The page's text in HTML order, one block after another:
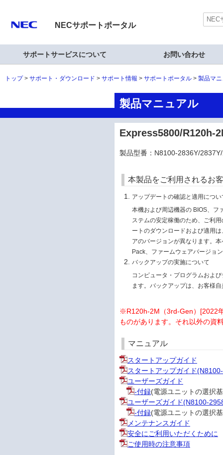
NECサポートポータル
サポートサービスについて お問い合わせ
トップ サポート・ダウンロード サポート情報 サポートポータル 製品マ
製品マニュアル
Express5800/R120h-
製品型番：N8100-2836Y/
本製品をご利用されるお
アップデートの確認と適用につい
本機および周辺機器の BIOS、フ
ステムの安定稼働のため、ご利
ートのダウンロードおよび適用
アのバージョンが異なります。
Pack、ファームウェアバージョ
バックアップの実施について
コンピュータ・プログラムおよ
ます。バックアップは、お客様
※R120h-2M（3rd-Gen）[2022
ものがあります。それ以外の資
マニュアル
スタートアップガイド
スタートアップガイド
ユーザーズガイド
-付録(電源ユニットの選択
ユーザーズガイド(N8100-
-付録(電源ユニットの選択
メンテナンスガイド
安全にご利用いただくために
ご使用時の注意事項